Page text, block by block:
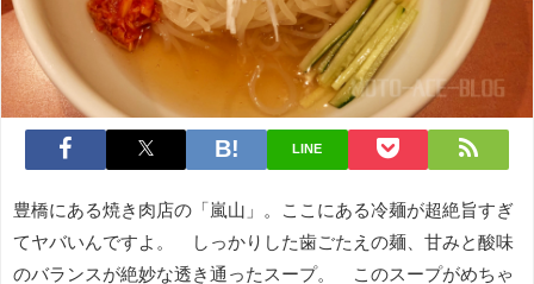
LINE
豊橋にある焼き肉店の「嵐山」。ここにある冷麺が超絶旨すぎ
てヤバいんですよ。 しっかりした歯ごたえの麺、甘みと酸味
のバランスが絶妙な透き通ったスープ。 このスープがめちゃ